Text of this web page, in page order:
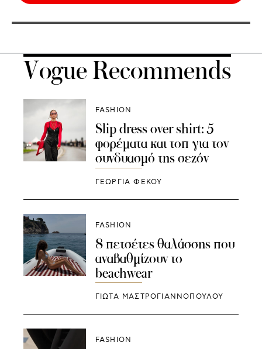
Vogue Recommends
FASHION
Slip dress over shirt: 5
φορέματα και τοπ για τον
συνδυασμό της σεζόν
ΓΕΩΡΓΙΑ ΦΕΚΟΥ
FASHION
8 πετσέτες θαλάσσης που
αναβαθμίζουν το
beachwear
ΓΙΩΤΑ ΜΑΣΤΡΟΓΙΑΝΝΟΠΟΥΛΟΥ
FASHION